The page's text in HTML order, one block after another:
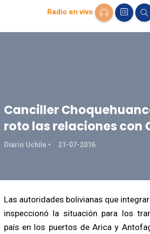
Radio en vivo
Canciller
roto las relaciones con
Diario Uchile 21-07-2016
Las autoridades bolivianas que
inspeccionó la situación para los
país en los puertos de Arica y